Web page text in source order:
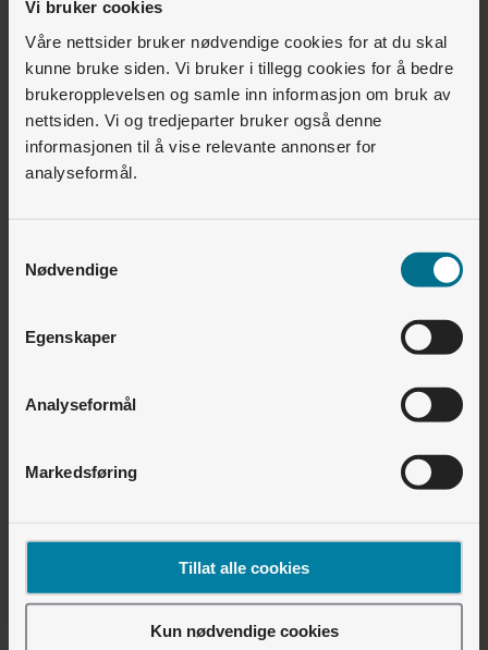
Vi bruker cookies
Våre nettsider bruker nødvendige cookies for at du skal
kunne bruke siden. Vi bruker i tillegg cookies for å bedre
brukeropplevelsen og samle inn informasjon om bruk av
nettsiden. Vi og tredjeparter bruker også denne
informasjonen til å vise relevante annonser for
analyseformål.
Nødvendige
Egenskaper
Analyseformål
Markedsføring
Tillat alle cookies
Kun nødvendige cookies
Betal for det du lader
Vi sørger for at du alltid får ladet bilen din trygt, og
Trygge strømavtaler